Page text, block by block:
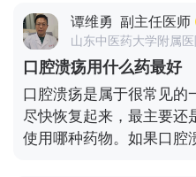
者是由于细菌感染所引起
病毒的药物则没有任何的
果使用头孢或者青霉素等
疗，如果患者是由于支原
的，使用上述药物则没有
一些药物进行治疗，如果
的，则应当使用奥司他韦
谭维勇 副主任医师
山东中医药大学附属
口腔溃疡用什么药最好
口腔溃疡是属于很常见的
尽快恢复起来，最主要还
使用哪种药物。如果口腔